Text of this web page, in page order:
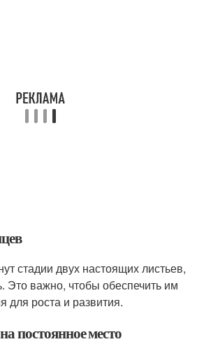
стадии двух настоящих листьев,
Это важно, чтобы обеспечить им
для роста и развития.
постоянное место